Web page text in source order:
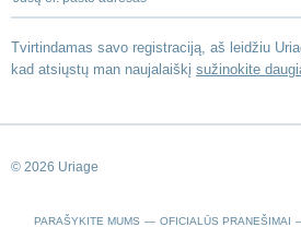
Tvirtindamas savo registraciją, aš leidžiu
kad atsiųstų man naujalaiškį sužinokite
© 2026 Uriage
PARAŠYKITE MUMS OFICIALŪS PRANEŠIMAI